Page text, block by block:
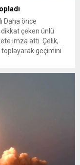
Daha önce
dikkat çeken ünlü
imza attı. Çelik,
toplayarak geçimini